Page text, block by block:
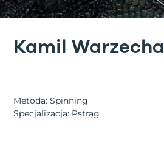
Kamil Warzecha
Metoda: Spinning
Specjalizacja: Pstrąg